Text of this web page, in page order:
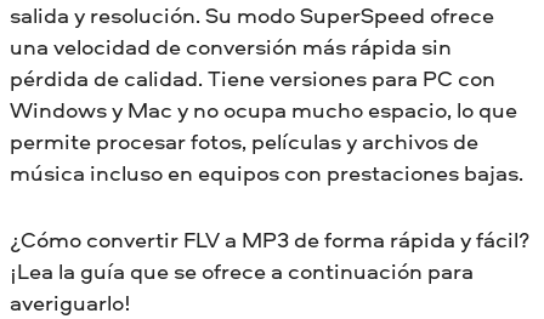
salida y resolución. Su modo SuperSpeed ofrece
una velocidad de conversión más rápida sin
pérdida de calidad. Tiene versiones para PC con
Windows y Mac y no ocupa mucho espacio, lo que
permite procesar fotos, películas y archivos de
música incluso en equipos con prestaciones bajas.
¿Cómo convertir FLV a MP3 de forma rápida y fácil?
¡Lea la guía que se ofrece a continuación para
averiguarlo!